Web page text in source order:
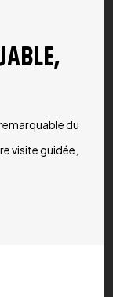
du
visite guidée,